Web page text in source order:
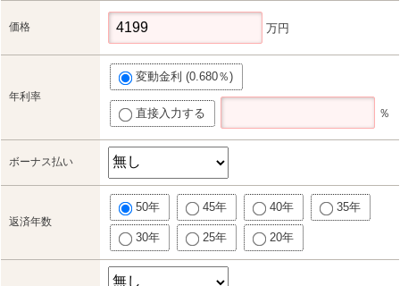
価格 万円
年利率
変動金利 (0.680％)
直接入力する ％
ボーナス払い
返済年数
50年 45年 40年 35年
30年 25年 20年